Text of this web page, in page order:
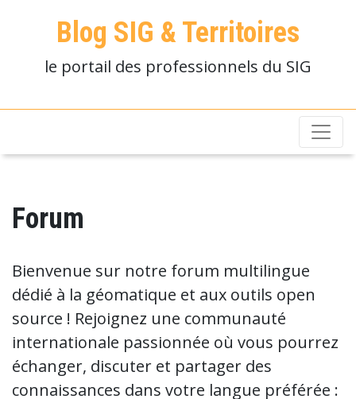
Blog SIG & Territoires
le portail des professionnels du SIG
Forum
Bienvenue sur notre forum multilingue
dédié à la géomatique et aux outils open
source ! Rejoignez une communauté
internationale passionnée où vous pourrez
échanger, discuter et partager des
connaissances dans votre langue préférée :